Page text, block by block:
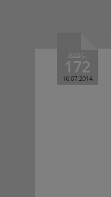
Ausg.
172
16.07.2014